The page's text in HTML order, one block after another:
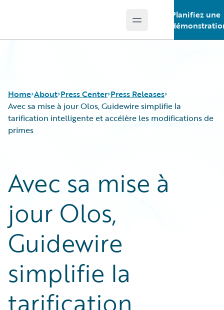
Open main menu
Planifiez une
Home About Press Center Press Releases
Avec sa mise à jour Olos, Guidewire simplifie la
tarification intelligente et accélère les modifications de
primes
Avec sa mise à
jour Olos,
Guidewire
simplifie la
tarification